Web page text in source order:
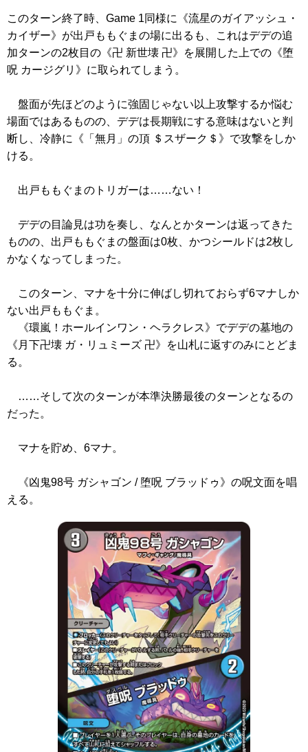
このターン終了時、Game 1同様に 《流星のガイアッシュ・
カイザー》 が出戸ももぐまの場に出るも、これはデデの追
加ターンの2枚目の 《卍 新世壊 卍》 を展開した上での 《堕
呪 カージグリ》 に取られてしまう。
盤面が先ほどのように強固じゃない以上攻撃するか悩む
場面ではあるものの、デデは長期戦にする意味はないと判
断し、冷静に 《「無月」の頂 ＄スザーク＄》 で攻撃をしか
ける。
出戸ももぐまのトリガーは……ない！
デデの目論見は功を奏し、なんとかターンは返ってきた
ものの、出戸ももぐまの盤面は0枚、かつシールドは2枚し
かなくなってしまった。
このターン、マナを十分に伸ばし切れておらず6マナしか
ない出戸ももぐま。
《環嵐！ホールインワン・ヘラクレス》 でデデの墓地の
《月下卍壊 ガ・リュミーズ 卍》
を山札に返すのみにとどま
る。
……そして次のターンが本準決勝最後のターンとなるの
だった。
マナを貯め、6マナ。
《凶鬼98号 ガシャゴン / 堕呪 ブラッドゥ》 の呪文面を唱
える。